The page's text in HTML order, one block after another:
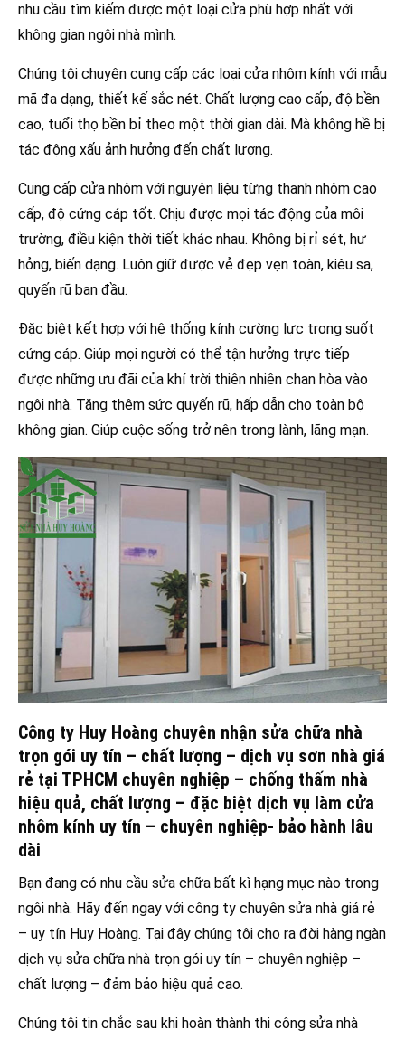
nhu cầu tìm kiếm được một loại cửa phù hợp nhất với
không gian ngôi nhà mình.
Chúng tôi chuyên cung cấp các loại cửa nhôm kính với mẫu
mã đa dạng, thiết kế sắc nét. Chất lượng cao cấp, độ bền
cao, tuổi thọ bền bỉ theo một thời gian dài. Mà không hề bị
tác động xấu ảnh hưởng đến chất lượng.
Cung cấp cửa nhôm với nguyên liệu từng thanh nhôm cao
cấp, độ cứng cáp tốt. Chịu được mọi tác động của môi
trường, điều kiện thời tiết khác nhau. Không bị rỉ sét, hư
hỏng, biến dạng. Luôn giữ được vẻ đẹp vẹn toàn, kiêu sa,
quyến rũ ban đầu.
Đặc biệt kết hợp với hệ thống kính cường lực trong suốt
cứng cáp. Giúp mọi người có thể tận hưởng trực tiếp
được những ưu đãi của khí trời thiên nhiên chan hòa vào
ngôi nhà. Tăng thêm sức quyến rũ, hấp dẫn cho toàn bộ
không gian. Giúp cuộc sống trở nên trong lành, lãng mạn.
Công ty Huy Hoàng chuyên nhận sửa chữa nhà
trọn gói uy tín – chất lượng – dịch vụ sơn nhà giá
rẻ tại TPHCM chuyên nghiệp – chống thấm nhà
hiệu quả, chất lượng – đặc biệt dịch vụ làm cửa
nhôm kính uy tín – chuyên nghiệp- bảo hành lâu
dài
Bạn đang có nhu cầu sửa chữa bất kì hạng mục nào trong
ngôi nhà. Hãy đến ngay với công ty chuyên sửa nhà giá rẻ
– uy tín Huy Hoàng. Tại đây chúng tôi cho ra đời hàng ngàn
dịch vụ sửa chữa nhà trọn gói uy tín – chuyên nghiệp –
chất lượng – đảm bảo hiệu quả cao.
Chúng tôi tin chắc sau khi hoàn thành thi công sửa nhà